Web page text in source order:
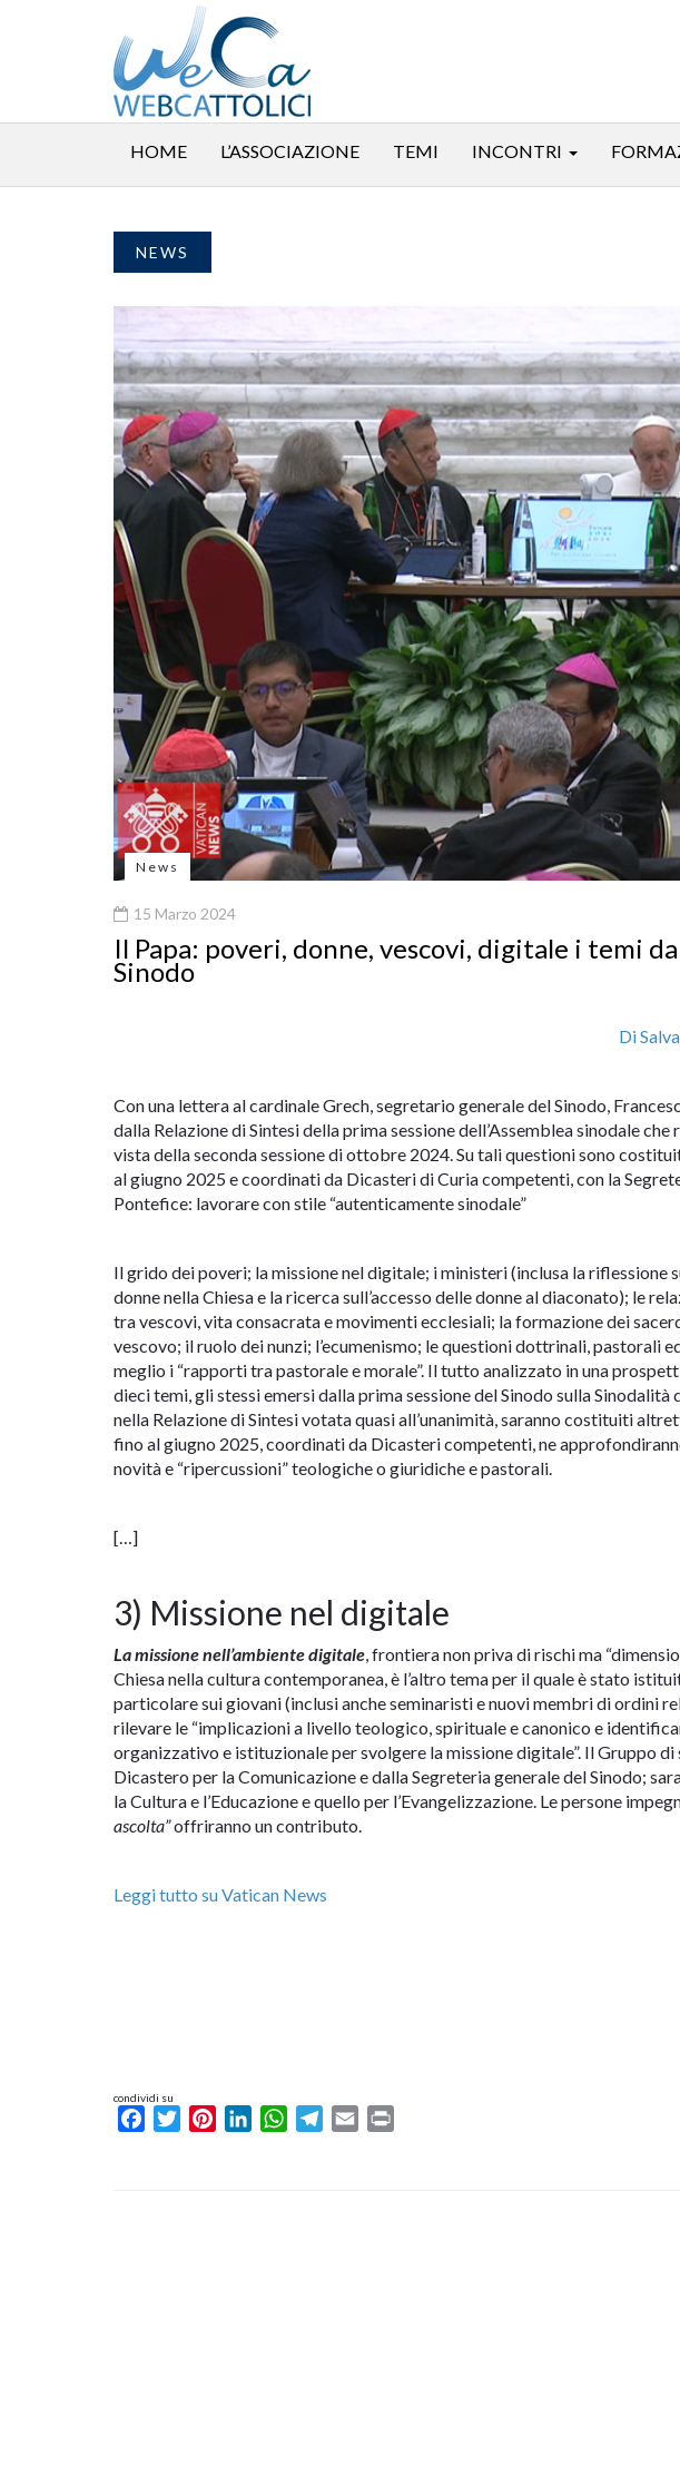
HOME L’ASSOCIAZIONE TEMI INCONTRI
NEWS
News
15 Marzo 2024
Il Papa: poveri, donne, vescovi, digitale i temi
Sinodo
Di
Con una lettera al cardinale Grech, segretario generale del Sinodo,
dalla Relazione di Sintesi della prima sessione dell’Assemblea sinodale
vista della seconda sessione di ottobre 2024. Su tali questioni sono
al giugno 2025 e coordinati da Dicasteri di Curia competenti, con la
Pontefice: lavorare con stile “autenticamente sinodale”
Il grido dei poveri; la missione nel digitale; i ministeri (inclusa la riflessione
donne nella Chiesa e la ricerca sull’accesso delle donne al diaconato); le
tra vescovi, vita consacrata e movimenti ecclesiali; la formazione dei
vescovo; il ruolo dei nunzi; l’ecumenismo; le questioni dottrinali, pastorali
meglio i “rapporti tra pastorale e morale”. Il tutto analizzato in una
dieci temi, gli stessi emersi dalla prima sessione del Sinodo sulla
nella Relazione di Sintesi votata quasi all’unanimità, saranno costituiti
fino al giugno 2025, coordinati da Dicasteri competenti, ne
novità e “ripercussioni” teologiche o giuridiche e pastorali.
[…]
3) Missione nel digitale
La missione nell’ambiente digitale , frontiera non priva di rischi ma
Chiesa nella cultura contemporanea, è l’altro tema per il quale è stato
particolare sui giovani (inclusi anche seminaristi e nuovi membri di ordini
rilevare le “implicazioni a livello teologico, spirituale e canonico e
organizzativo e istituzionale per svolgere la missione digitale”. Il Gruppo
Dicastero per la Comunicazione e dalla Segreteria generale del Sinodo;
la Cultura e l’Educazione e quello per l’Evangelizzazione. Le persone
ascolta”offriranno un contributo.
Leggi tutto su Vatican News
condividi su
FacebookTwitterPinterestLinkedInWhatsAppTelegram
Email